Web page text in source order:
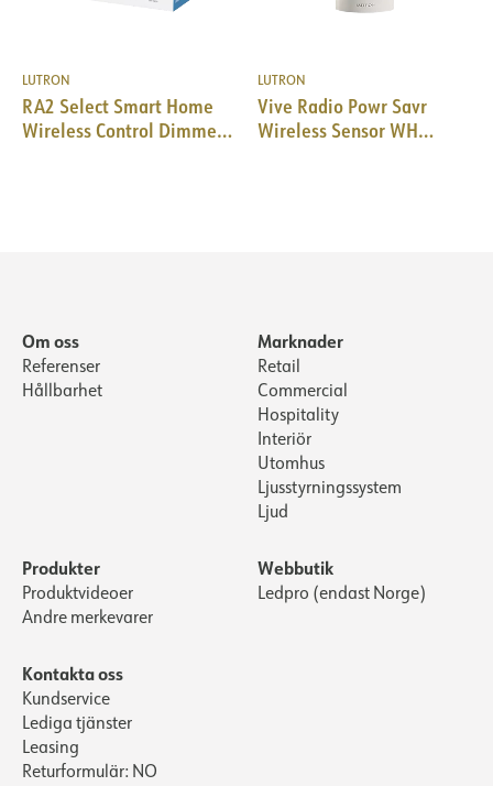
LUTRON
RA2 Select Smart Home
Wireless Control Dimmer
LUTRON
Vive Radio Powr Savr
Wireless Sensor WH
Om oss
Referenser
Hållbarhet
Marknader
Retail
Commercial
Hospitality
Interiör
Utomhus
Ljusstyrningssystem
Ljud
Produkter
Produktvideoer
Andre merkevarer
Webbutik
Ledpro (endast Norge)
Kontakta oss
Kundservice
Lediga tjänster
Leasing
Returformulär: NO